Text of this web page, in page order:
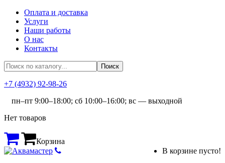
Оплата и доставка
Услуги
Наши работы
О нас
Контакты
+7 (4932) 92-98-26
пн–пт 9:00–18:00; сб 10:00–16:00; вс — выходной
Нет товаров
Корзина
В корзине пусто!